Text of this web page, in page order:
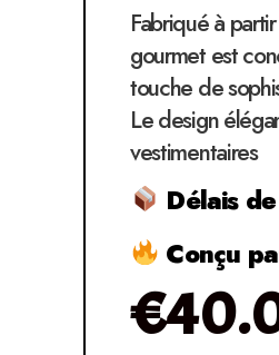
Fabriqué à
gourmet est
touche de
Le design
vestimentaires
Délais
Conçu
€